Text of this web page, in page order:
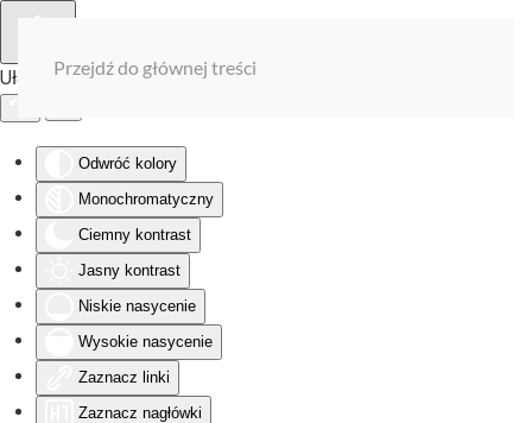
Ułatwienia dostępu
Odwróć kolory
Monochromatyczny
Ciemny kontrast
Jasny kontrast
Niskie nasycenie
Wysokie nasycenie
Zaznacz linki
Zaznacz nagłówki
Przejdź do głównej treści